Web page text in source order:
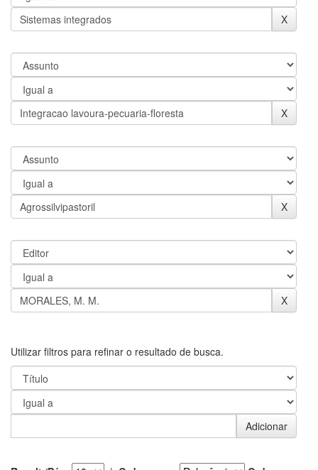
Utilizar filtros para refinar o resultado de busca.